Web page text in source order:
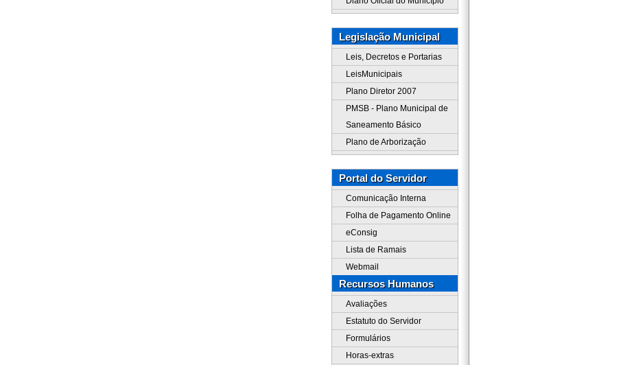
Legislação Municipal
Leis, Decretos e Portarias
LeisMunicipais
Plano Diretor 2007
PMSB - Plano Municipal de
Saneamento Básico
Plano de Arborização
Portal do Servidor
Comunicação Interna
Folha de Pagamento Online
eConsig
Lista de Ramais
Webmail
Recursos Humanos
Avaliações
Estatuto do Servidor
Formulários
Horas-extras